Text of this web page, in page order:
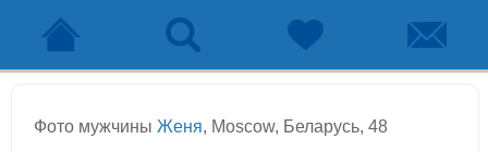
Фото мужчины Женя, Moscow, Беларусь, 48